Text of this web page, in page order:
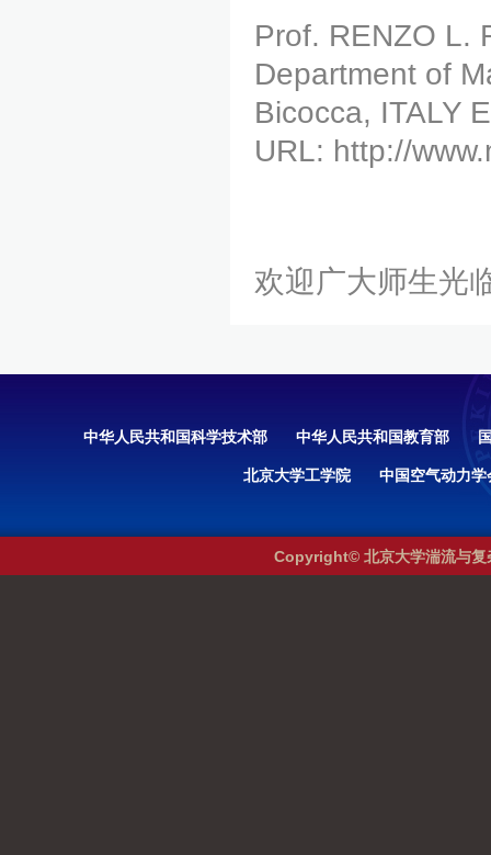
Prof. RENZO L.
Department of
Bicocca, ITALY
URL: http://
欢迎广大师生光
中华人民共和国科学技术部 中华人民共和国教育部
北京大学工学院 中国空气动力学
Copyright© 北京大学湍流与